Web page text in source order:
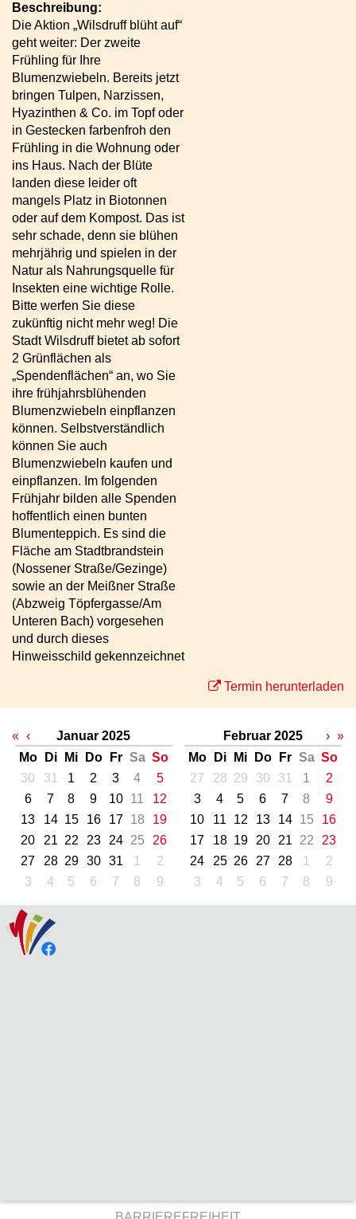
Beschreibung:
Die Aktion „Wilsdruff blüht auf“
geht weiter: Der zweite
Frühling für Ihre
Blumenzwiebeln. Bereits jetzt
bringen Tulpen, Narzissen,
Hyazinthen & Co. im Topf oder
in Gestecken farbenfroh den
Frühling in die Wohnung oder
ins Haus. Nach der Blüte
landen diese leider oft
mangels Platz in Biotonnen
oder auf dem Kompost. Das ist
sehr schade, denn sie blühen
mehrjährig und spielen in der
Natur als Nahrungsquelle für
Insekten eine wichtige Rolle.
Bitte werfen Sie diese
zukünftig nicht mehr weg! Die
Stadt Wilsdruff bietet ab sofort
2 Grünflächen als
„Spendenflächen“ an, wo Sie
ihre frühjahrsblühenden
Blumenzwiebeln einpflanzen
können. Selbstverständlich
können Sie auch
Blumenzwiebeln kaufen und
einpflanzen. Im folgenden
Frühjahr bilden alle Spenden
hoffentlich einen bunten
Blumenteppich. Es sind die
Fläche am Stadtbrandstein
(Nossener Straße/Gezinge)
sowie an der Meißner Straße
(Abzweig Töpfergasse/Am
Unteren Bach) vorgesehen
und durch dieses
Hinweisschild gekennzeichnet
Termin herunterladen
« ‹
Januar 2025
Mo
Di Mi Do Fr Sa So
30
31 1 2 3 4
5
6
7 8 9 10 11
12
13
14 15 16 17 18
19
20
21 22 23 24 25
26
27
28 29 30 31 1
2
3
4 5 6 7 8 9
Februar 2025
Mo
Di Mi Do Fr Sa So
27
28 29 30 31 1
2
3
4 5 6 7 8
9
10
11 12 13 14 15
16
17
18 19 20 21 22
23
24
25 26 27 28 1
2
3
4 5 6 7 8 9
› »